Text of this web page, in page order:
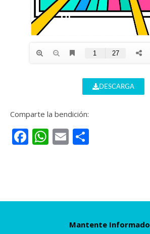
DESCARGA
Comparte la bendición:
Facebook
WhatsApp
Email
Mantente Informado